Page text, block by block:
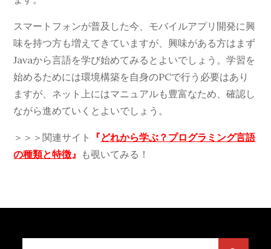
スマートフォンが普及した今、モバイルアプリ開発に興
味を持つ方も増えてきていますが、興味がある方はまず
Javaから言語を学び始めてみるとよいでしょう。学習を
始めるためには環境構築を自身のPCで行う必要はあり
ますが、ネット上にはマニュアルも豊富なため、確認し
ながら進めていくとよいでしょう。
＞＞＞関連サイト 『どれから学ぶ？プログラミング言語
の種類と特徴』 も覗いてみる！